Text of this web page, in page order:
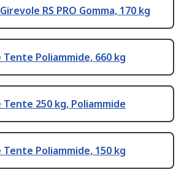
RS PRO Gomma, 170 kg
Poliammide, 660 kg
250 kg, Poliammide
Poliammide, 150 kg